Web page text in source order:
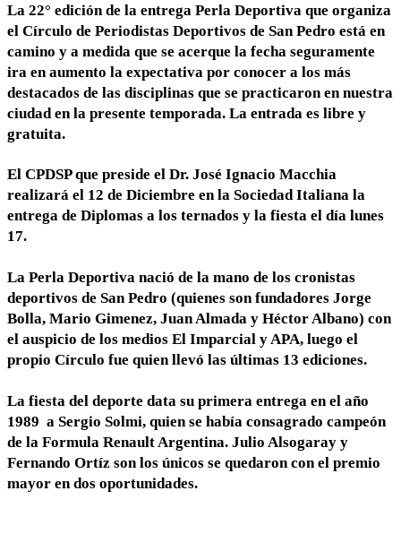
La 22° edición de la entrega Perla Deportiva que organiza
el Círculo de Periodistas Deportivos de San Pedro está en
camino y a medida que se acerque la fecha seguramente
ira en aumento la expectativa por conocer a los más
destacados de las disciplinas que se practicaron en nuestra
ciudad en la presente temporada. La entrada es libre y
gratuita.
El CPDSP que preside el Dr. José Ignacio Macchia
realizará el 12 de Diciembre en la Sociedad Italiana la
entrega de Diplomas a los ternados y la fiesta el día lunes
17.
La Perla Deportiva nació de la mano de los cronistas
deportivos de San Pedro (quienes son fundadores Jorge
Bolla, Mario Gimenez, Juan Almada y Héctor Albano) con
el auspicio de los medios El Imparcial y APA, luego el
propio Círculo fue quien llevó las últimas 13 ediciones.
La fiesta del deporte data su primera entrega en el año
1989 a Sergio Solmi, quien se había consagrado campeón
de la Formula Renault Argentina. Julio Alsogaray y
Fernando Ortíz son los únicos se quedaron con el premio
mayor en dos oportunidades.